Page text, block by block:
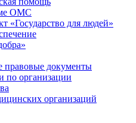
ОМС
«Государство для людей»
правовые документы
по организации
организаций